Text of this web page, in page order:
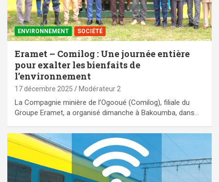
ENVIRONNEMENT SOCIÉTÉ
Eramet – Comilog : Une journée entière
pour exalter les bienfaits de
l’environnement
17 décembre 2025 Modérateur 2
La Compagnie minière de l’Ogooué (Comilog), filiale du
Groupe Eramet, a organisé dimanche à Bakoumba, dans…